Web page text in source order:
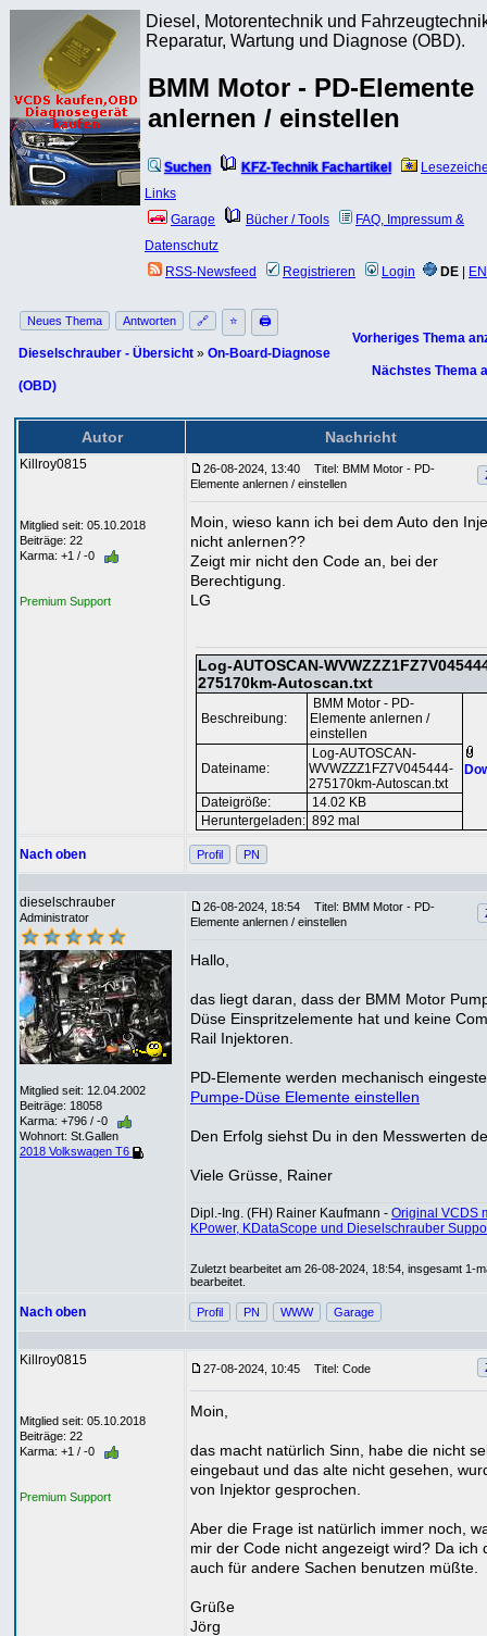
Diesel, Motorentechnik und
Reparatur, Wartung und Diagnose (OBD).
BMM Motor - PD-Elemente
anlernen / einstellen
Suchen KFZ-Technik Fachartikel
Links
Garage
Bücher / Tools
FAQ, Impressum &
Datenschutz
RSS-Newsfeed
Registrieren Login DE EN
Neues Thema Antworten 🔗 ⭐ 🖨
Dieselschrauber - Übersicht » On-Board-Diagnose
(OBD)
Vorheriges Thema
Nächstes Thema
Autor Nachricht
Killroy0815
Mitglied seit: 05.10.2018
Beiträge: 22
Karma: +1 / -0
Premium Support
26-08-2024, 13:40
Titel: BMM Motor - PD-
Elemente anlernen / einstellen
Moin, wieso kann ich bei dem Auto den
nicht anlernen??
Zeigt mir nicht den Code an, bei der
Berechtigung.
LG
Log-AUTOSCAN-
275170km-Autoscan.txt
Beschreibung:
BMM Motor - PD-
Elemente anlernen /
einstellen
Dateiname:
Log-AUTOSCAN-
WVWZZZ1FZ7V045444-
275170km-Autoscan.txt
Dateigröße:
14.02 KB
Heruntergeladen: 892 mal
Nach oben Profil PN
dieselschrauber
Administrator
Mitglied seit: 12.04.2002
Beiträge: 18058
Karma: +796 / -0
Wohnort: St.Gallen
2018 Volkswagen T6
26-08-2024, 18:54
Titel: BMM Motor - PD-
Elemente anlernen / einstellen
Hallo,
das liegt daran, dass der BMM Motor
Düse Einspritzelemente hat und keine
Rail Injektoren.
PD-Elemente werden mechanisch
Pumpe-Düse Elemente einstellen
Den Erfolg siehst Du in den Messwerten
Viele Grüsse, Rainer
Dipl.-Ing. (FH) Rainer Kaufmann - Original VCDS
KPower, KDataScope und Dieselschrauber
Zuletzt bearbeitet am 26-08-2024, 18:54, insgesamt 1-
bearbeitet.
Nach oben Profil PN WWW Garage
Killroy0815
Mitglied seit: 05.10.2018
Beiträge: 22
Karma: +1 / -0
Premium Support
27-08-2024, 10:45 Titel: Code
Moin,
das macht natürlich Sinn, habe die nicht
eingebaut und das alte nicht gesehen,
von Injektor gesprochen.
Aber die Frage ist natürlich immer noch,
mir der Code nicht angezeigt wird? Da ich
auch für andere Sachen benutzen müßte.
Grüße
Jörg